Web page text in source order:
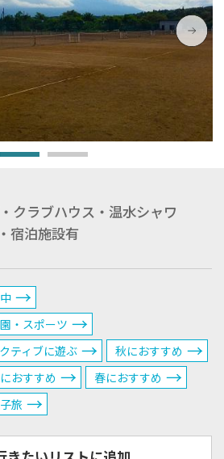
クラブハウス・温水シャワ
宿泊施設有
・スポーツ
ティブに遊ぶ
秋におすすめ
おすすめ
春におすすめ
旅